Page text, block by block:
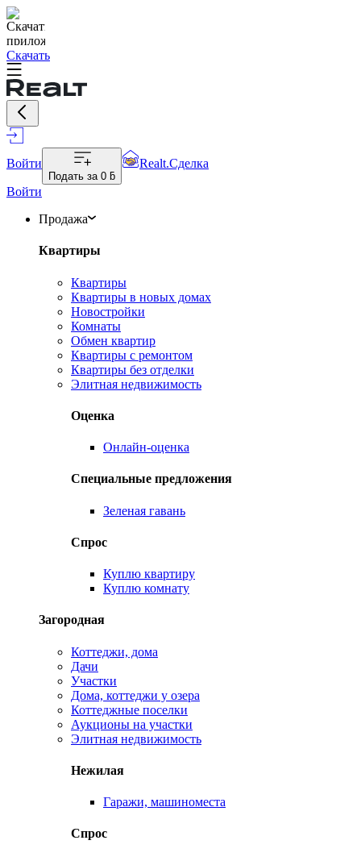
Скачать
Войти
Подать за 0 ƃ
Realt.Сделка
Войти
Продажа
Квартиры
Квартиры
Квартиры в новых домах
Новостройки
Комнаты
Обмен квартир
Квартиры с ремонтом
Квартиры без отделки
Элитная недвижимость
Оценка
Онлайн-оценка
Специальные предложения
Зеленая гавань
Спрос
Куплю квартиру
Куплю комнату
Загородная
Коттеджи, дома
Дачи
Участки
Дома, коттеджи у озера
Коттеджные поселки
Аукционы на участки
Элитная недвижимость
Нежилая
Гаражи, машиноместа
Спрос